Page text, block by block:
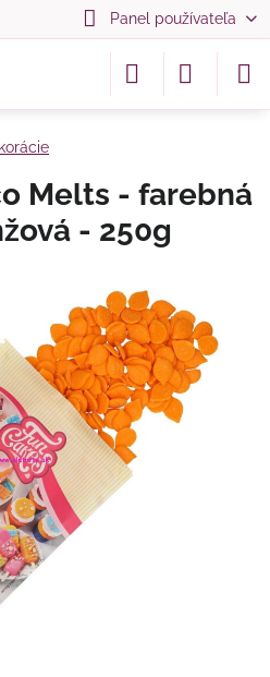
Panel používateľa
Melts - farebná
- 250g